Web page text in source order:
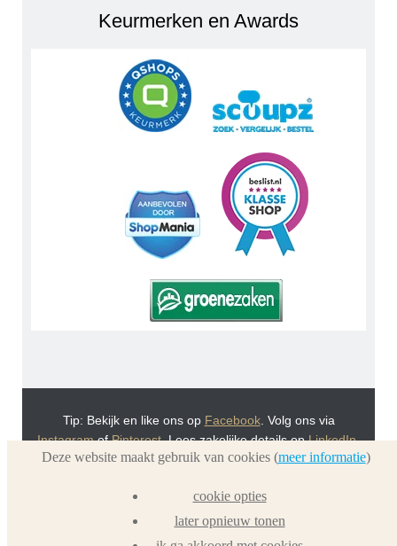
Keurmerken en Awards
Tip: Bekijk en like ons op Facebook. Volg ons via
InstagramofPinterest. Lees zakelijke details opLinkedIn.
Of bekijk Urnwebshop.nl instructie video's viaYou Tube.
Dierenurnwinkel.nlenGraflantaarn.nl
Deze website maakt gebruik van cookies (meer informatie)
cookie opties
later opnieuw tonen